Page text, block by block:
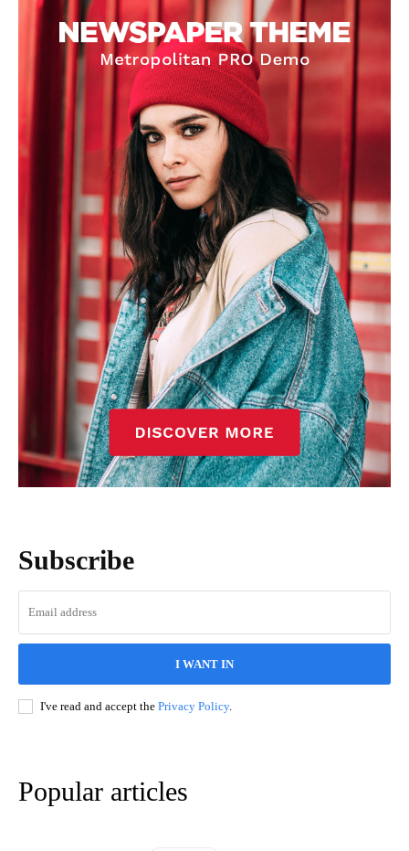
Subscribe
I WANT IN
I've read and accept the Privacy Policy.
Popular articles